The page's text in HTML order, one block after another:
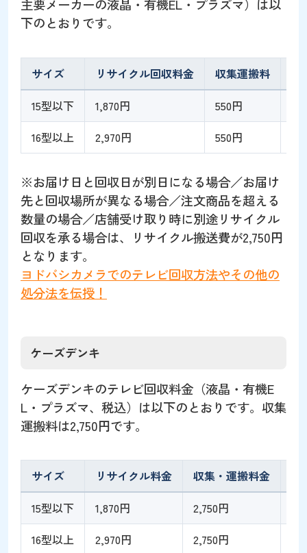
主要メーカーの液晶・有機EL・プラズマ）は以
下のとおりです。
サイズ リサイクル回収料金 収集運搬料
15型以下
1,870円 550円
16型以上
2,970円 550円
※お届け日と回収日が別日になる場合／お届け
先と回収場所が異なる場合／注文商品を超える
数量の場合／店舗受け取り時に別途リサイクル
回収を承る場合は、リサイクル搬送費が2,750円
となります。
ヨドバシカメラでのテレビ回収方法やその他の
処分法を伝授！
ケーズデンキ
ケーズデンキのテレビ回収料金（液晶・有機E
L・プラズマ、税込）は以下のとおりです。収集
運搬料は2,750円です。
サイズ リサイクル料金 収集・運搬料金
15型以下
1,870円 2,750円
16型以上
2,970円 2,750円